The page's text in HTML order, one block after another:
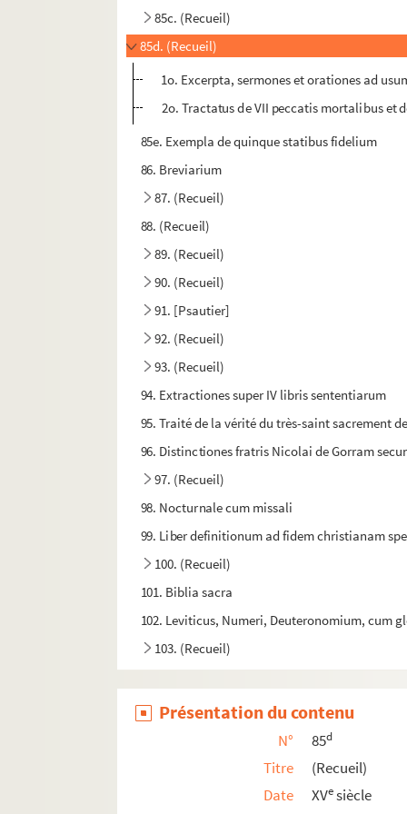
85c. (Recueil)
85d. (Recueil)
1o. Excerpta, sermones et orationes ad
2o. Tractatus de VII peccatis mortalibus et
85e. Exempla de quinque statibus fidelium
86. Breviarium
87. (Recueil)
88. (Recueil)
89. (Recueil)
90. (Recueil)
91. [Psautier]
92. (Recueil)
93. (Recueil)
94. Extractiones super IV libris sententiarum
95. Traité de la vérité du très-saint sacrement
96. Distinctiones fratris Nicolai de Gorram
97. (Recueil)
98. Nocturnale cum missali
99. Liber definitionum ad fidem christianam
100. (Recueil)
101. Biblia sacra
102. Leviticus, Numeri, Deuteronomium, cum
103. (Recueil)
105a. [Titre absent ou non renseigné]
Présentation du contenu
N° 85d
Titre
(Recueil)
Date
XVesiècle